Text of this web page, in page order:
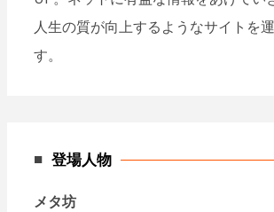
人生の質が向上するようなサイトを
す。
登場人物
メタ坊